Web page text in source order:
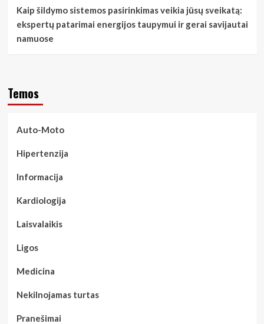
Kaip šildymo sistemos pasirinkimas veikia jūsų sveikatą:
ekspertų patarimai energijos taupymui ir gerai savijautai
namuose
Temos
Auto-Moto
Hipertenzija
Informacija
Kardiologija
Laisvalaikis
Ligos
Medicina
Nekilnojamas turtas
Pranešimai